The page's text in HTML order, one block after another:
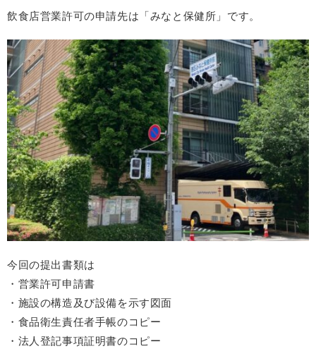
飲食店営業許可の申請先は「みなと保健所」です。
今回の提出書類は
・営業許可申請書
・施設の構造及び設備を示す図面
・食品衛生責任者手帳のコピー
・法人登記事項証明書のコピー